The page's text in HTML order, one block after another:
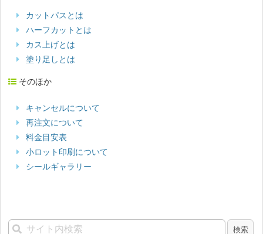
カットパスとは
ハーフカットとは
カス上げとは
塗り足しとは
そのほか
キャンセルについて
再注文について
料金目安表
小ロット印刷について
シールギャラリー